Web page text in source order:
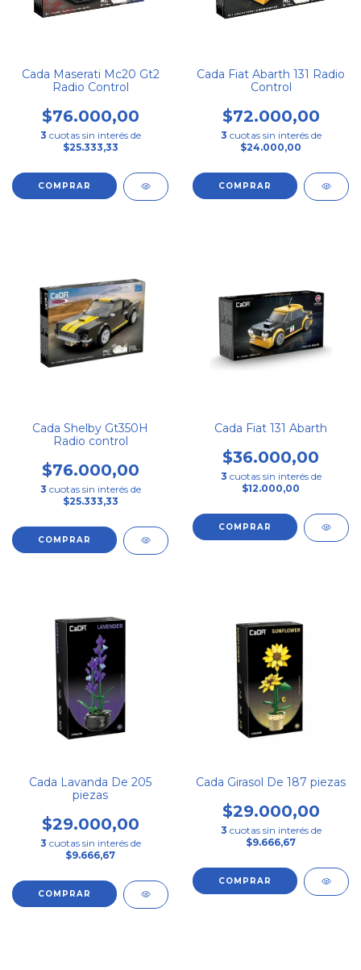
Cada Maserati Mc20 Gt2
Radio Control
$76.000,00
3 cuotas sin interés de
$25.333,33
Cada Fiat Abarth 131 Radio
Control
$72.000,00
3 cuotas sin interés de
$24.000,00
Cada Shelby Gt350H
Radio control
$76.000,00
3 cuotas sin interés de
$25.333,33
Cada Fiat 131 Abarth
$36.000,00
3 cuotas sin interés de
$12.000,00
Cada Lavanda De 205
piezas
$29.000,00
3 cuotas sin interés de
$9.666,67
Cada Girasol De 187 piezas
$29.000,00
3 cuotas sin interés de
$9.666,67